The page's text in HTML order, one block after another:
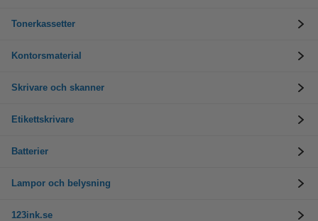
Tonerkassetter
Kontorsmaterial
Skrivare och skanner
Etikettskrivare
Batterier
Lampor och belysning
123ink.se